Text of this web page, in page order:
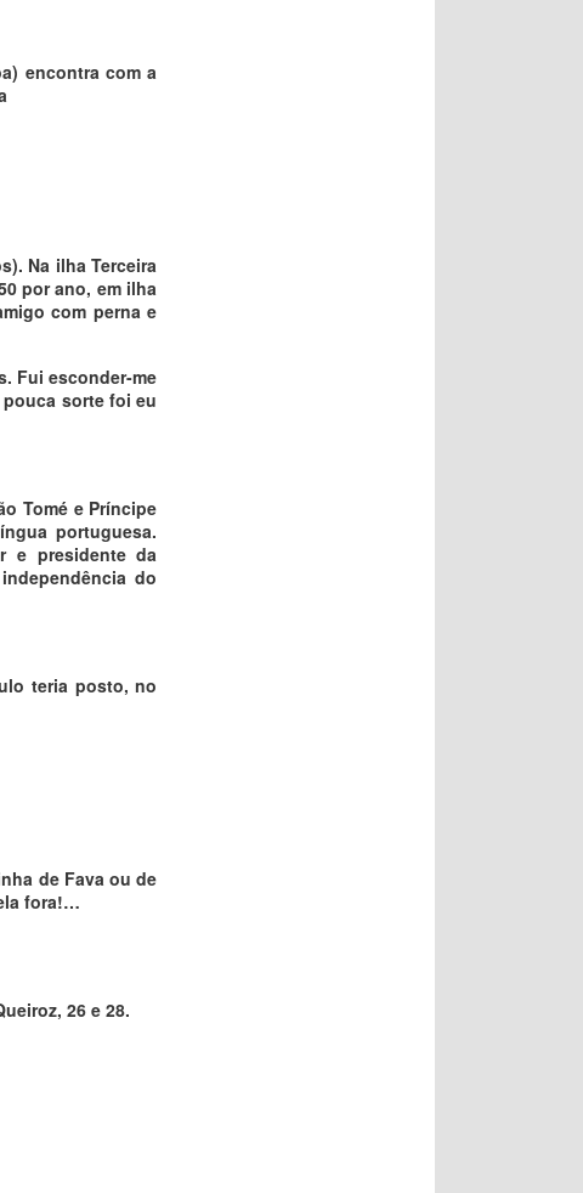
encontra com a
Na ilha Terceira
por ano, em ilha
com perna e
Fui esconder-me
pouca sorte foi eu
Tomé e Príncipe
portuguesa.
e presidente da
do
teria posto, no
de Fava ou de
fora!…
26 e 28.